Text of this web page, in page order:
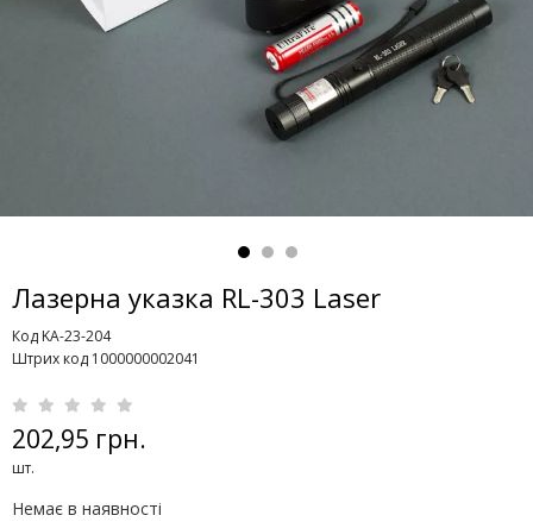
Лазерна указка RL-303 Laser
Код KA-23-204
Штрих код 1000000002041
202,95 грн.
шт.
Немає в наявності